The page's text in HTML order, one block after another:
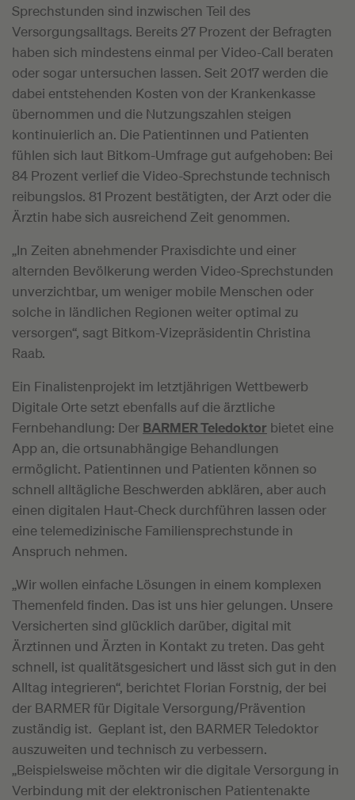
Sprechstunden sind inzwischen Teil des
Versorgungsalltags. Bereits 27 Prozent der Befragten
haben sich mindestens einmal per Video-Call beraten
oder sogar untersuchen lassen. Seit 2017 werden die
dabei entstehenden Kosten von der Krankenkasse
übernommen und die Nutzungszahlen steigen
kontinuierlich an. Die Patientinnen und Patienten
fühlen sich laut Bitkom-Umfrage gut aufgehoben: Bei
84 Prozent verlief die Video-Sprechstunde technisch
reibungslos. 81 Prozent bestätigten, der Arzt oder die
Ärztin habe sich ausreichend Zeit genommen.
„In Zeiten abnehmender Praxisdichte und einer
alternden Bevölkerung werden Video-Sprechstunden
unverzichtbar, um weniger mobile Menschen oder
solche in ländlichen Regionen weiter optimal zu
versorgen“, sagt Bitkom-Vizepräsidentin Christina
Raab.
Ein Finalistenprojekt im letztjährigen Wettbewerb
Digitale Orte setzt ebenfalls auf die ärztliche
Fernbehandlung: Der BARMER Teledoktor bietet eine
App an, die ortsunabhängige Behandlungen
ermöglicht. Patientinnen und Patienten können so
schnell alltägliche Beschwerden abklären, aber auch
einen digitalen Haut-Check durchführen lassen oder
eine telemedizinische Familiensprechstunde in
Anspruch nehmen.
„Wir wollen einfache Lösungen in einem komplexen
Themenfeld finden. Das ist uns hier gelungen. Unsere
Versicherten sind glücklich darüber, digital mit
Ärztinnen und Ärzten in Kontakt zu treten. Das geht
schnell, ist qualitätsgesichert und lässt sich gut in den
Alltag integrieren“, berichtet Florian Forstnig, der bei
der BARMER für Digitale Versorgung/Prävention
zuständig ist. Geplant ist, den BARMER Teledoktor
auszuweiten und technisch zu verbessern.
„Beispielsweise möchten wir die digitale Versorgung in
Verbindung mit der elektronischen Patientenakte